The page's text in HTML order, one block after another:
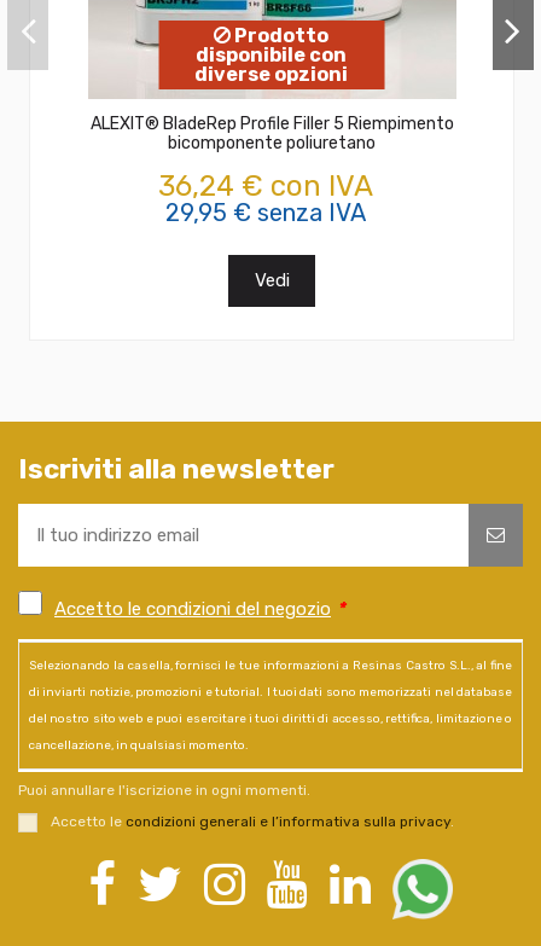
Prodotto
disponibile con
diverse opzioni
ALEXIT® BladeRep Profile Filler 5 Riempimento
bicomponente poliuretano
36,24 € con IVA
29,95 € senza IVA
Vedi
Iscriviti alla newsletter
Accetto le condizioni del negozio *
Selezionando la casella, fornisci le tue informazioni a Resinas Castro S.L., al fine
di inviarti notizie, promozioni e tutorial. I tuoi dati sono memorizzati nel database
del nostro sito web e puoi esercitare i tuoi diritti di accesso, rettifica, limitazione o
cancellazione, in qualsiasi momento.
Puoi annullare l'iscrizione in ogni momenti.
Accetto le condizioni generali e l’informativa sulla privacy.